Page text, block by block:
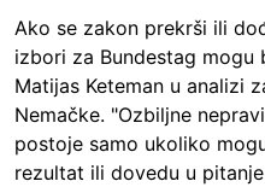
Ako se zakon prekrši ili
izbori za Bundestag
Matijas Keteman u analizi
Nemačke. "Ozbiljne
postoje samo ukoliko
rezultat ili dovedu u